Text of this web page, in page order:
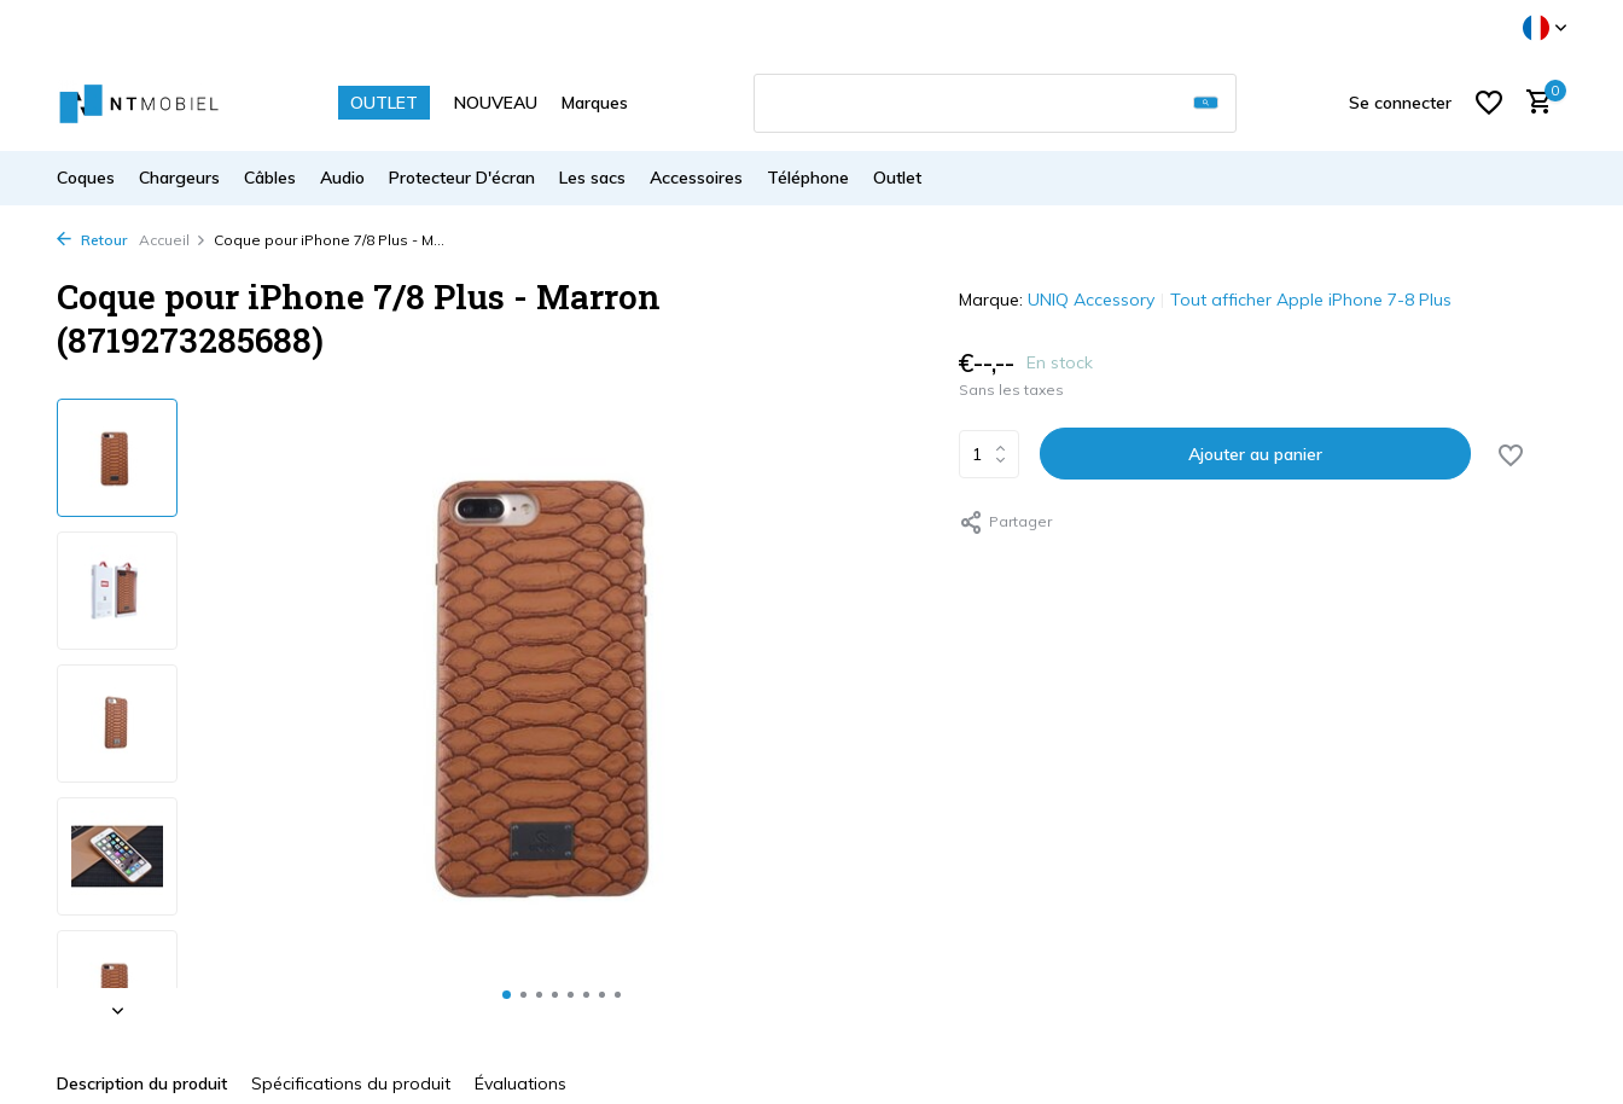
OUTLET NOUVEAU Marques
Utilisez les flèches haut et bas pour
Se connecter
0
Coques Chargeurs Câbles Audio Protecteur D'écran Les sacs Accessoires Téléphone Outlet
Retour Accueil Coque pour iPhone 7/8 Plus - M...
Coque pour iPhone 7/8 Plus - Marron
(8719273285688)
Description du produit Spécifications du produit Évaluations
Marque: UNIQ Accessory Tout afficher Apple iPhone 7-8 Plus
€--,-- En stock
Sans les taxes
Ajouter au panier
Partager